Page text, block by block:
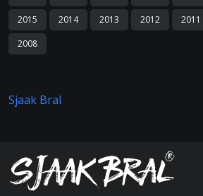
2015
2014 2013 2012 2011
2008
Sjaak Bral